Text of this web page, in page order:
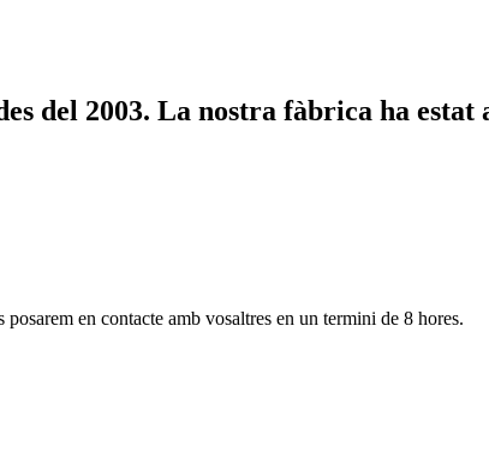
del 2003. La nostra fàbrica ha estat
en contacte amb vosaltres en un termini de 8 hores.